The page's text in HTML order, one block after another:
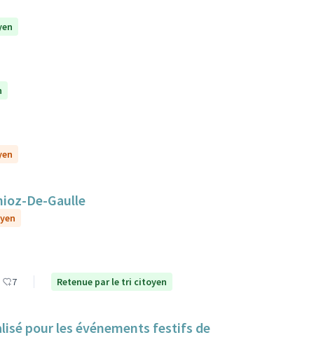
De-Gaulle
7 Retenue par le tri citoyen
pour les événements festifs de